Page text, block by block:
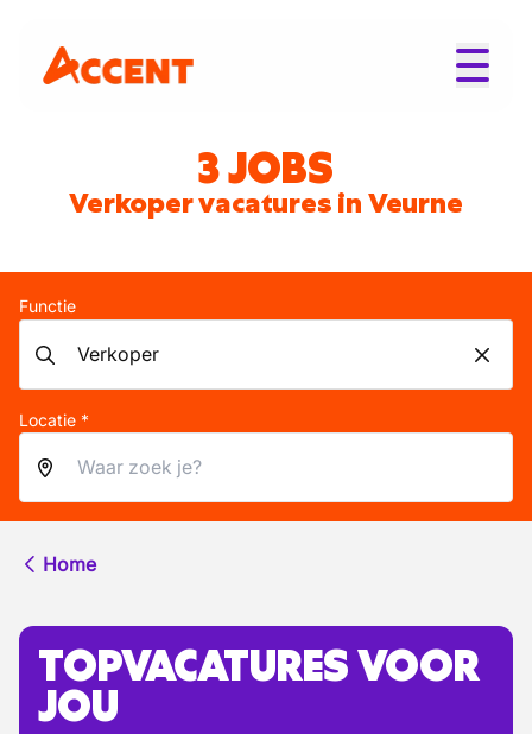
3 JOBS
Verkoper vacatures in Veurne
Functie
Locatie *
Home
TOPVACATURES VOOR
JOU